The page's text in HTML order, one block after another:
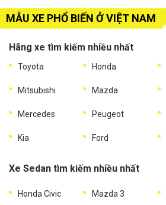
MẪU XE PHỔ BIẾN Ở VIỆT NAM
Hãng xe tìm kiếm nhiều nhất
Toyota Honda
Mitsubishi Mazda
Mercedes Peugeot
Kia Ford
Xe Sedan tìm kiếm nhiều nhất
Honda Civic Mazda 3